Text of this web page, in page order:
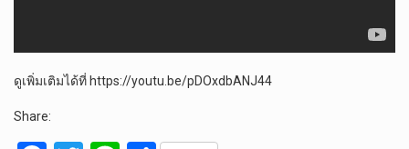
ดูเพิ่มเติมได้ที่ https://youtu.be/pDOxdbANJ44
Share: